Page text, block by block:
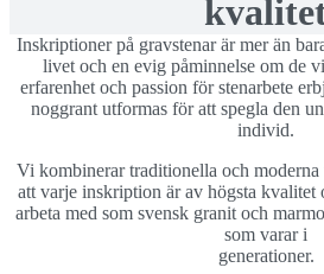
Inskriptioner på gravstenar är mer än
livet och en evig påminnelse om de
erfarenhet och passion för stenarbete
noggrant utformas för att spegla den
individ.
Vi kombinerar traditionella och moderna
att varje inskription är av högsta kvalitet
arbeta med som svensk granit och
som varar i
generationer.